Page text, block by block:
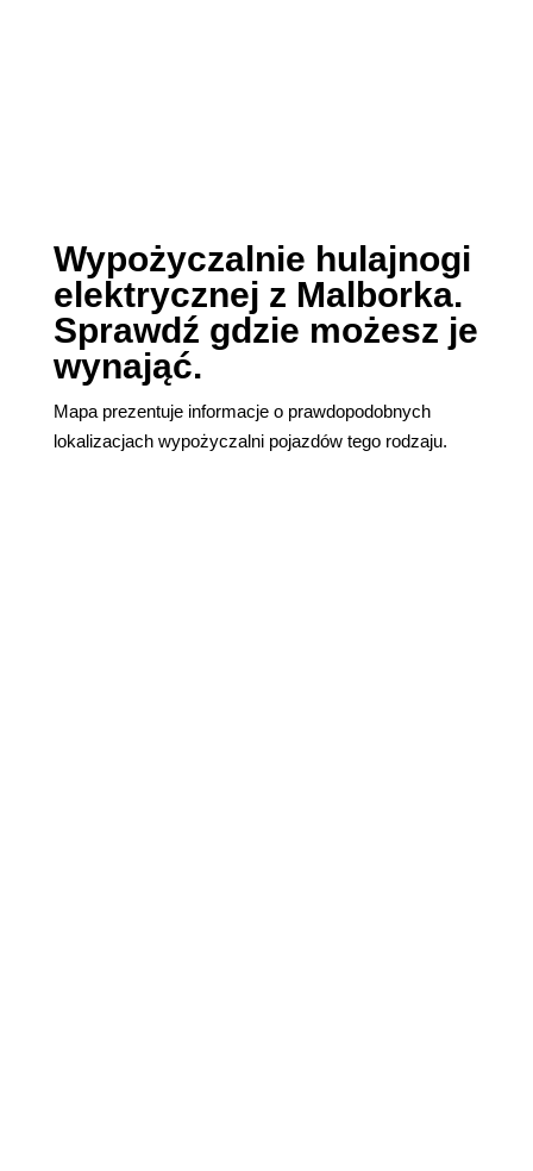
Wypożyczalnie hulajnogi
elektrycznej z Malborka.
Sprawdź gdzie możesz je
wynająć.
Mapa prezentuje informacje o prawdopodobnych
lokalizacjach wypożyczalni pojazdów tego rodzaju.